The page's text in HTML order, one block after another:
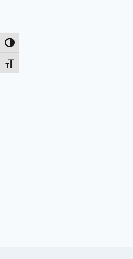
Toggle High Contrast
Toggle Font size